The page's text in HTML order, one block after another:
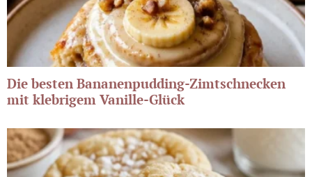
Die besten Bananenpudding-Zimtschnecken
mit klebrigem Vanille-Glück